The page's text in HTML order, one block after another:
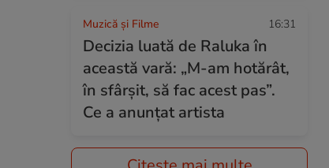
Muzică și Filme 16:31
Decizia luată de Raluka în
această vară: „M-am hotărât,
în sfârșit, să fac acest pas”.
Ce a anunțat artista